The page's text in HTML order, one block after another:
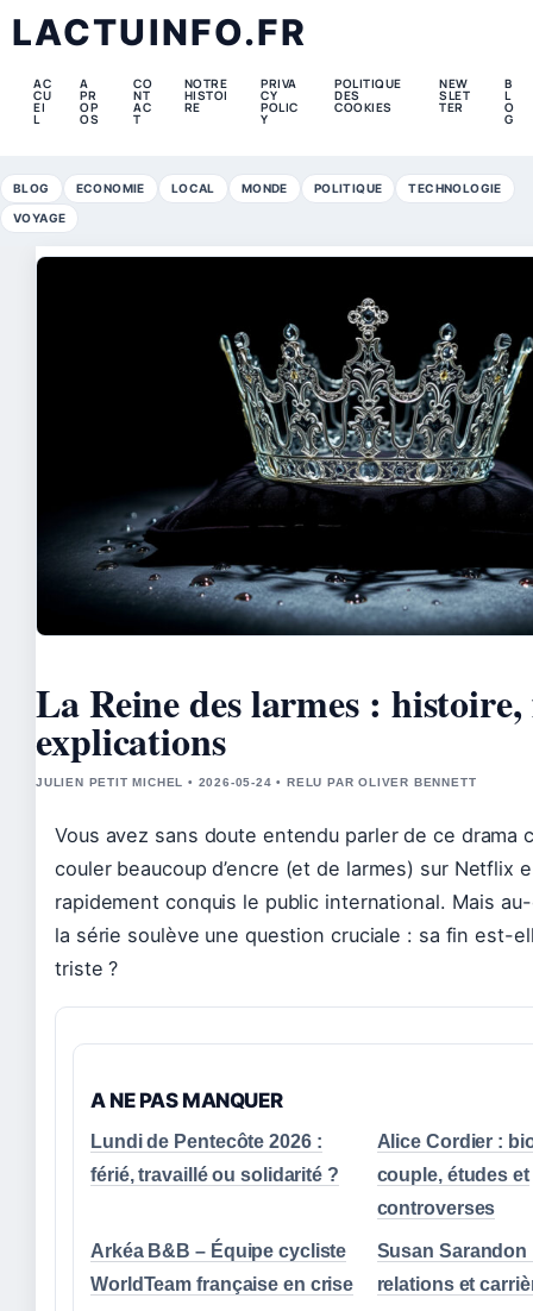
LACTUINFO.FR
AC
CU
EI
L
A
PR
OP
OS
CO
NT
AC
T
NOTRE
HISTOI
RE
PRIVA
CY
POLIC
Y
POLITIQUE
DES
COOKIES
NEW
SLET
TER
B
L
O
G
BLOG ECONOMIE LOCAL MONDE POLITIQUE TECHNOLOGIE
VOYAGE
La Reine des larmes :
explications
JULIEN PETIT MICHEL • 2026-05-24 • RELU PAR OLIVER BENNETT
Vous avez sans doute entendu parler de ce drama
couler beaucoup d’encre (et de larmes) sur Netflix
rapidement conquis le public international. Mais
la série soulève une question cruciale : sa fin est-
triste ?
A NE PAS MANQUER
Lundi de Pentecôte 2026 :
férié, travaillé ou solidarité ?
Alice Cordier :
couple, études et
controverses
Arkéa B&B – Équipe cycliste
WorldTeam française en crise
Susan Sarandon
relations et